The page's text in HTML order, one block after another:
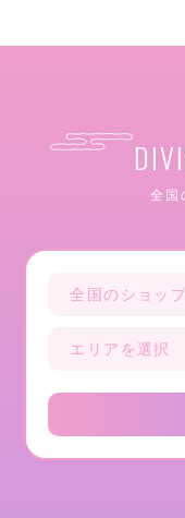
全国